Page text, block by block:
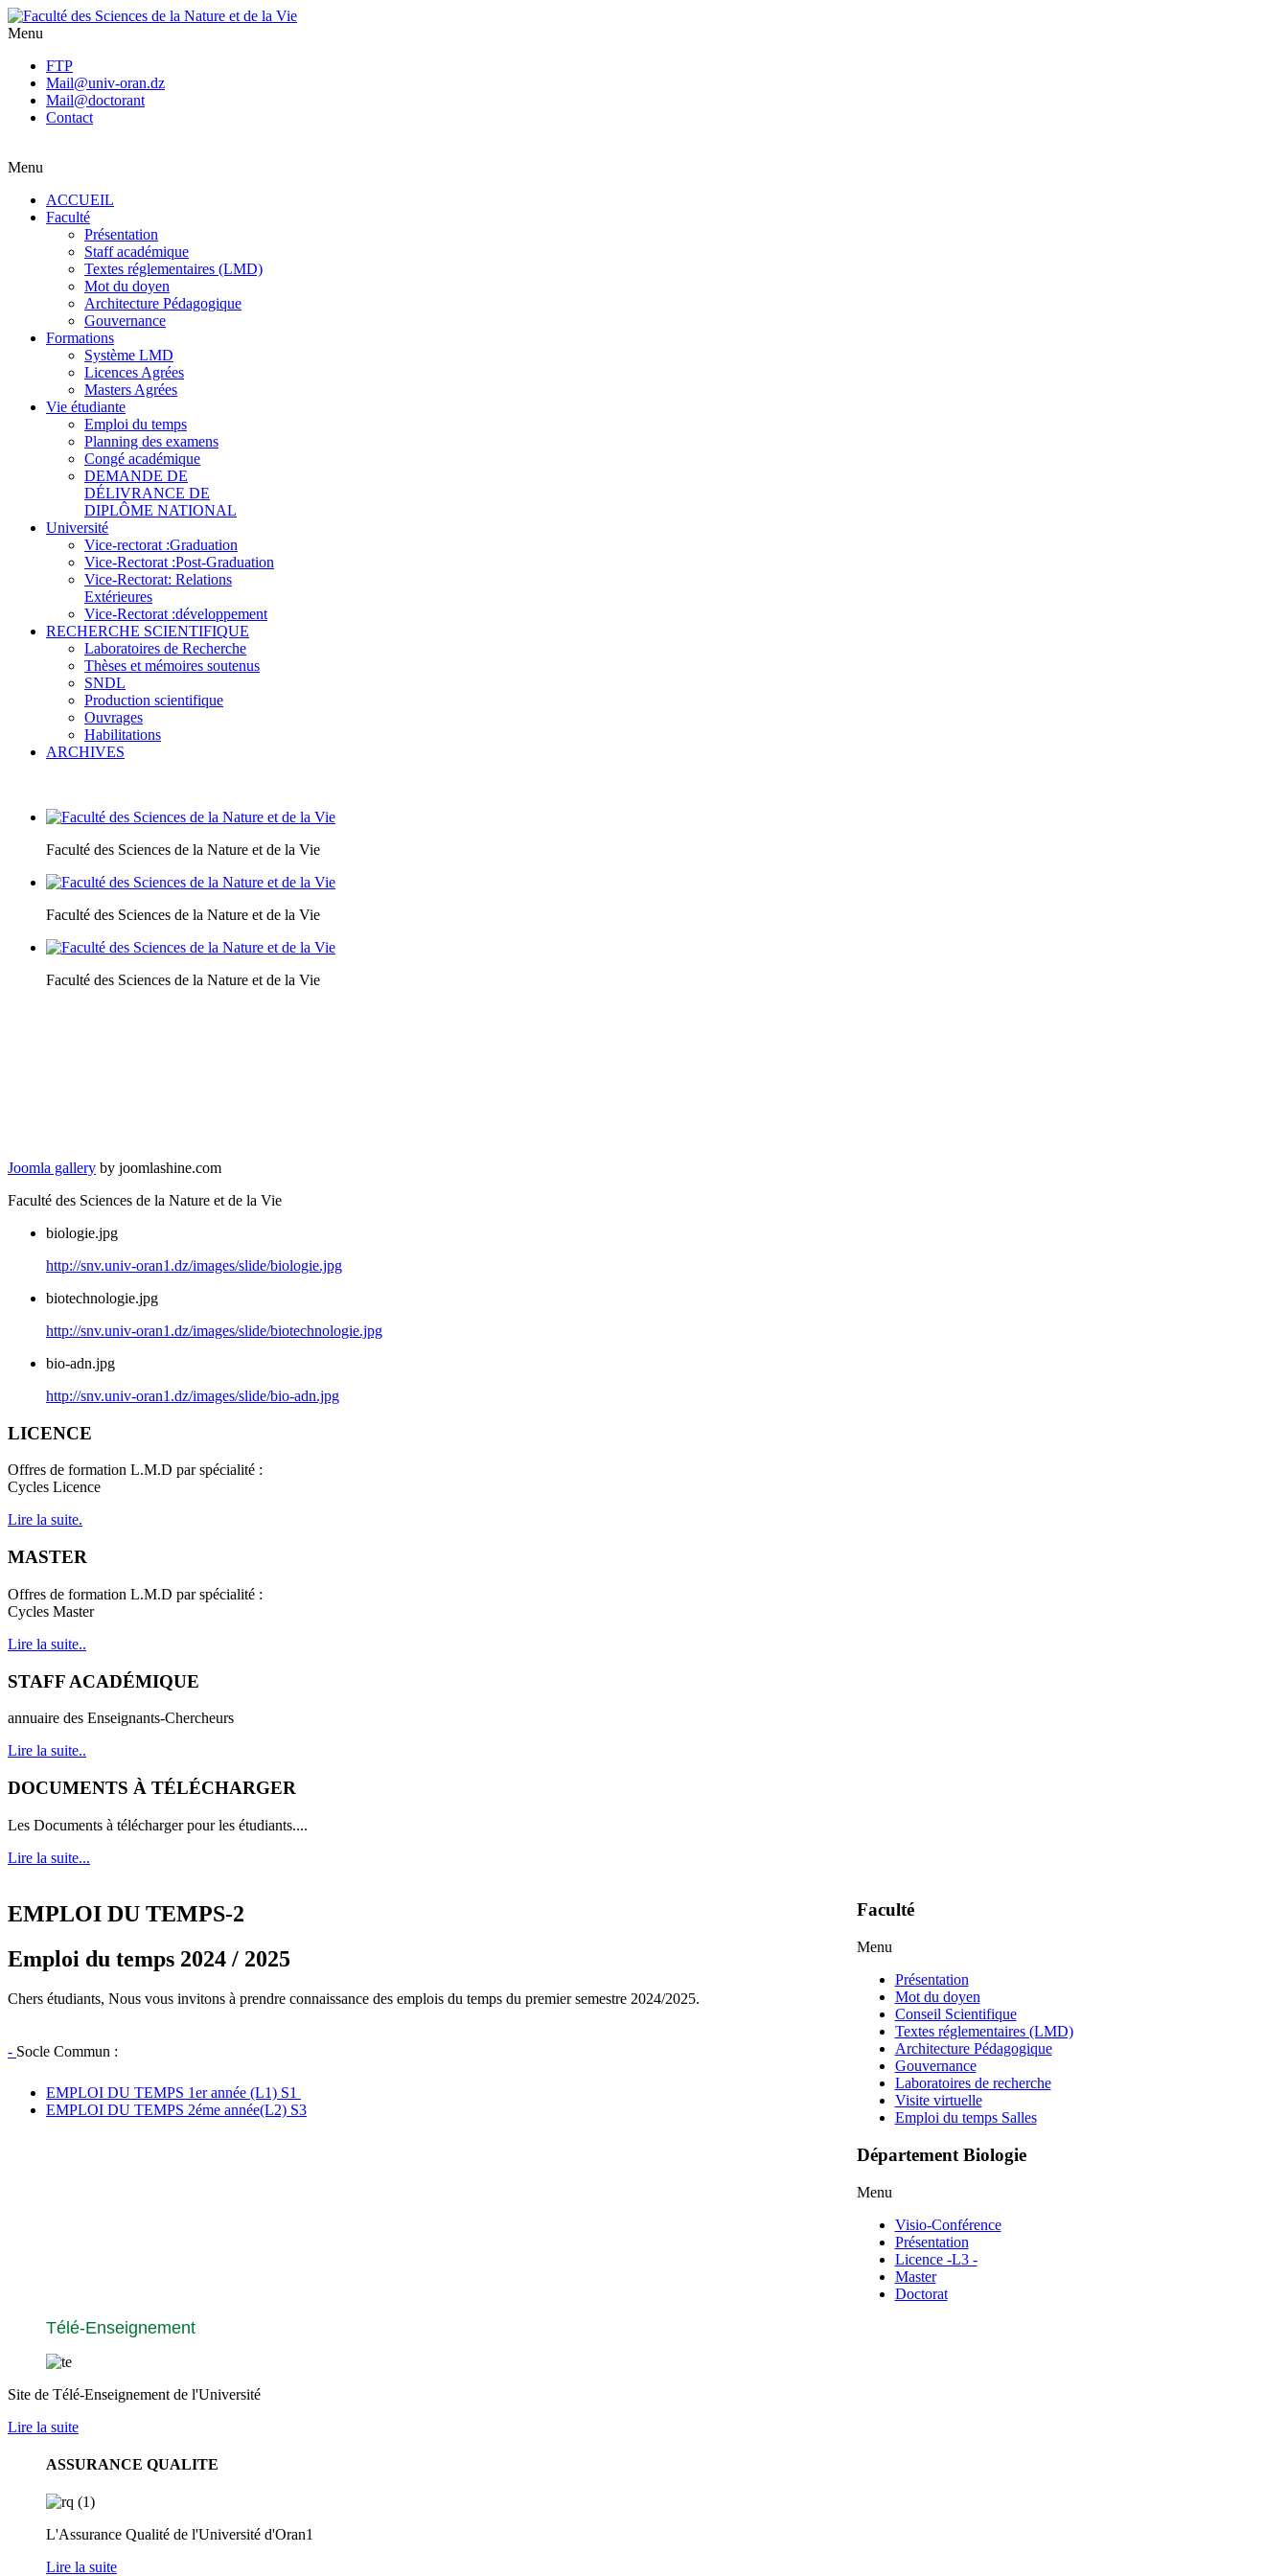
Menu
FTP
Mail@univ-oran.dz
Mail@doctorant
Contact
Menu
ACCUEIL
Faculté
Présentation
Staff académique
Textes réglementaires (LMD)
Mot du doyen
Architecture Pédagogique
Gouvernance
Formations
Système LMD
Licences Agrées
Masters Agrées
Vie étudiante
Emploi du temps
Planning des examens
Congé académique
DEMANDE DE
DÉLIVRANCE DE
DIPLÔME NATIONAL
Université
Vice-rectorat :Graduation
Vice-Rectorat :Post-Graduation
Vice-Rectorat: Relations
Extérieures
Vice-Rectorat :développement
RECHERCHE SCIENTIFIQUE
Laboratoires de Recherche
Thèses et mémoires soutenus
SNDL
Production scientifique
Ouvrages
Habilitations
ARCHIVES
Faculté des Sciences de la Nature et de la Vie
Faculté des Sciences de la Nature et de la Vie
Faculté des Sciences de la Nature et de la Vie
Joomla gallery by joomlashine.com
Faculté des Sciences de la Nature et de la Vie
biologie.jpg
http://snv.univ-oran1.dz/images/slide/biologie.jpg
biotechnologie.jpg
http://snv.univ-oran1.dz/images/slide/biotechnologie.jpg
bio-adn.jpg
http://snv.univ-oran1.dz/images/slide/bio-adn.jpg
LICENCE
Offres de formation L.M.D par spécialité :
Cycles Licence
Lire la suite.
MASTER
Offres de formation L.M.D par spécialité :
Cycles Master
Lire la suite..
STAFF ACADÉMIQUE
annuaire des Enseignants-Chercheurs
Lire la suite..
DOCUMENTS À TÉLÉCHARGER
Les Documents à télécharger pour les étudiants....
Lire la suite...
EMPLOI DU TEMPS-2
Emploi du temps 2024 / 2025
Chers étudiants, Nous vous invitons à prendre connaissance des emplois du temps du premier semestre 2024/2025.
- Socle Commun :
EMPLOI DU TEMPS 1er année (L1) S1
EMPLOI DU TEMPS 2éme année(L2) S3
Faculté
Menu
Présentation
Mot du doyen
Conseil Scientifique
Textes réglementaires (LMD)
Architecture Pédagogique
Gouvernance
Laboratoires de recherche
Visite virtuelle
Emploi du temps Salles
Département Biologie
Menu
Visio-Conférence
Présentation
Licence -L3 -
Master
Doctorat
Télé-Enseignement
Site de Télé-Enseignement de l'Université
Lire la suite
ASSURANCE QUALITE
L'Assurance Qualité de l'Université d'Oran1
Lire la suite